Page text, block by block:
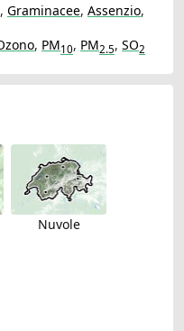
, Graminacee, Assenzio,
, PM10, PM2.5, SO2
Nuvole